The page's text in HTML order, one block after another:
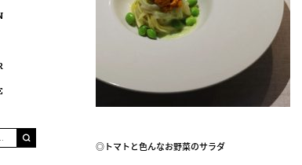
◎トマトと色んなお野菜のサラダ